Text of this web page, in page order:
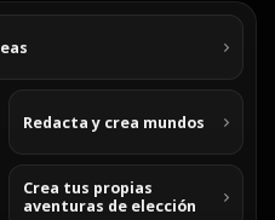
Redacta y crea mundos
Crea tus propias
aventuras de elección